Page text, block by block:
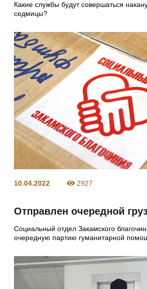
Какие службы будут совершаться
седмицы?
10.04.2022 2927
Отправлен очередной
Социальный отдел Закамского
очередную партию гуманитарной